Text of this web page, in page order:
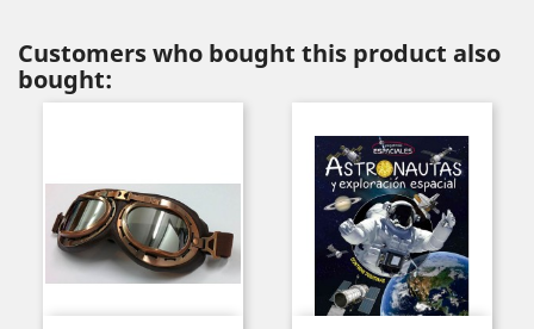
Customers who bought this product also
bought: